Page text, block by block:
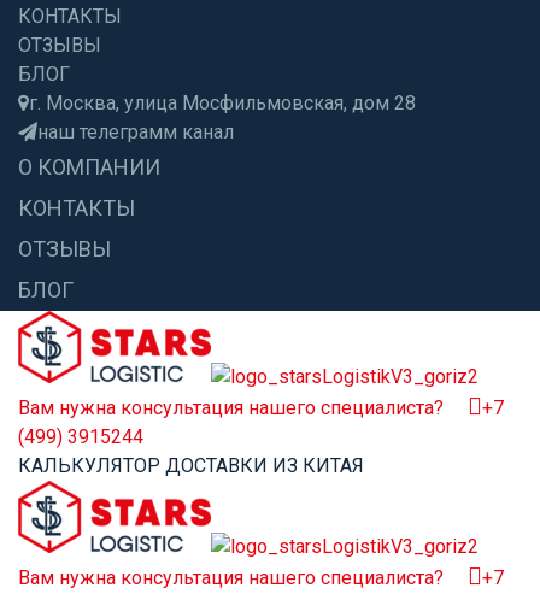
КОНТАКТЫ
ОТЗЫВЫ
БЛОГ
г. Москва, улица Мосфильмовская, дом 28
наш телеграмм канал
О КОМПАНИИ
КОНТАКТЫ
ОТЗЫВЫ
БЛОГ
Вам нужна консультация нашего специалиста?
+7
(499) 3915244
КАЛЬКУЛЯТОР ДОСТАВКИ ИЗ КИТАЯ
Вам нужна консультация нашего специалиста?
+7